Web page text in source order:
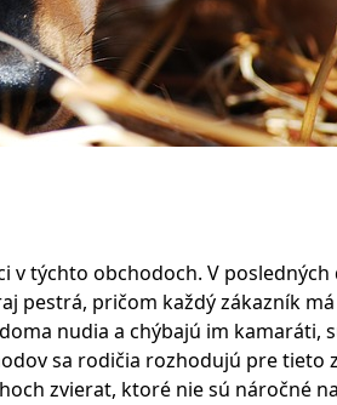
v týchto obchodoch. V
pestrá, pričom každý zákazník
nudia a chýbajú im kamaráti,
sa rodičia rozhodujú pre tieto
zvierat, ktoré nie sú náročné